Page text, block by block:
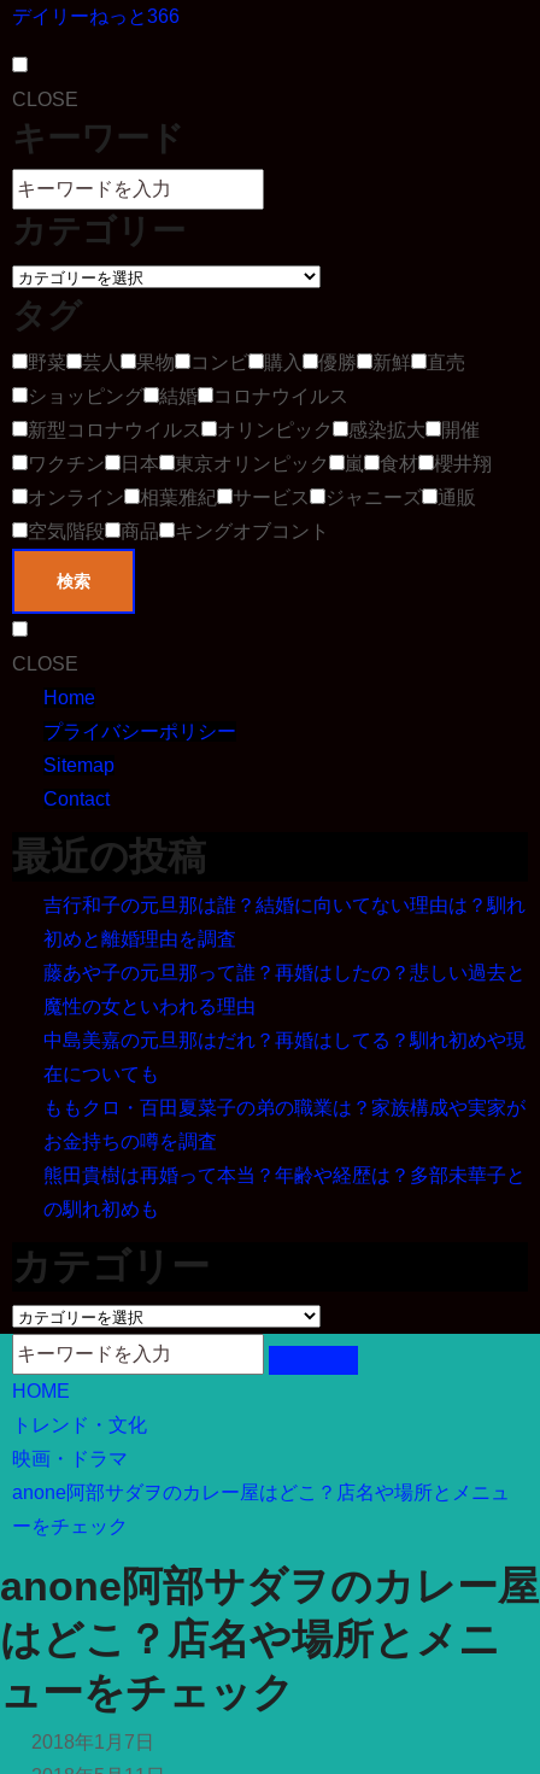
デイリーねっと366
CLOSE
キーワード
カテゴリー
タグ
野菜 芸人 果物 コンビ 購入 優勝 新鮮
直売
ショッピング
結婚
コロナウイルス
新型コロナウイルス
オリンピック 感染拡大
開催
ワクチン
日本 東京オリンピック 嵐 食材
櫻井翔
オンライン
相葉雅紀 サービス ジャニーズ
通販
空気階段
商品 キングオブコント
検索
CLOSE
Home
プライバシーポリシー
Sitemap
Contact
最近の投稿
吉行和子の元旦那は誰？結婚に向いてない理由は？馴れ
初めと離婚理由を調査
藤あや子の元旦那って誰？再婚はしたの？悲しい過去と
魔性の女といわれる理由
中島美嘉の元旦那はだれ？再婚はしてる？馴れ初めや現
在についても
ももクロ・百田夏菜子の弟の職業は？家族構成や実家が
お金持ちの噂を調査
熊田貴樹は再婚って本当？年齢や経歴は？多部未華子と
の馴れ初めも
カテゴリー
カ
テ
ゴ
リ
ー
HOME
トレンド・文化
映画・ドラマ
anone阿部サダヲのカレー屋はどこ？店名や場所とメニュ
ーをチェック
anone阿部サダヲのカレー屋
はどこ？店名や場所とメニ
ューをチェック
2018年1月7日